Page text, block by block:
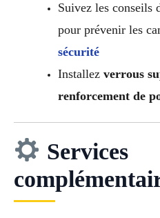
Suivez les conseils
pour prévenir les
sécurité
Installez verrous
renforcement de
Services